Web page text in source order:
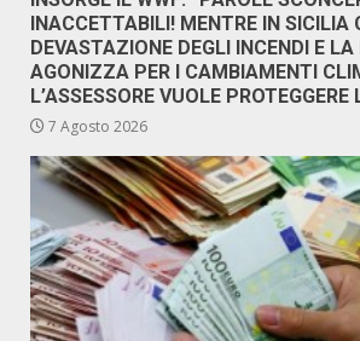
INACCETTABILI! MENTRE IN SICILIA
DEVASTAZIONE DEGLI INCENDI E
AGONIZZA PER I CAMBIAMENTI
L’ASSESSORE VUOLE
7 Agosto 2026